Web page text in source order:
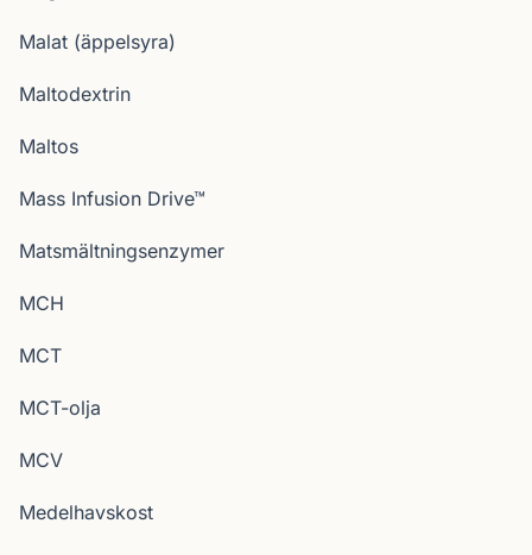
Malat (äppelsyra)
Maltodextrin
Maltos
Mass Infusion Drive™
Matsmältningsenzymer
MCH
MCT
MCT-olja
MCV
Medelhavskost